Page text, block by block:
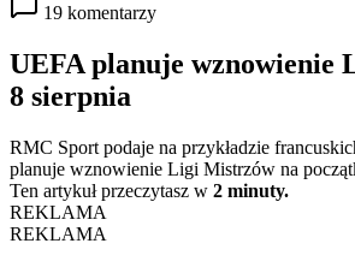
19 komentarzy
UEFA planuje wznowienie
8 sierpnia
RMC Sport podaje na przykładzie
planuje wznowienie Ligi Mistrzów na
Ten artykuł przeczytasz w 2 minuty.
REKLAMA
REKLAMA